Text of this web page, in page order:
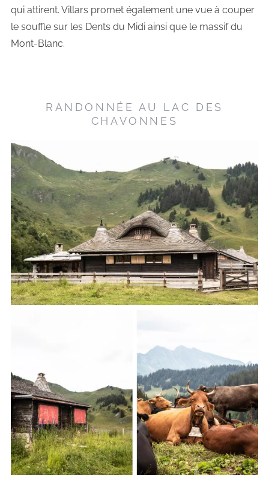
qui attirent. Villars promet également une vue à couper
le souffle sur les Dents du Midi ainsi que le massif du
Mont-Blanc.
RANDONNÉE AU LAC DES
CHAVONNES